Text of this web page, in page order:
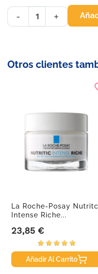
- +
Otros clientes
La Roche-Posay Nutritc
Intense Riche...
Precio
23,85 €
Añadir Al Carrito